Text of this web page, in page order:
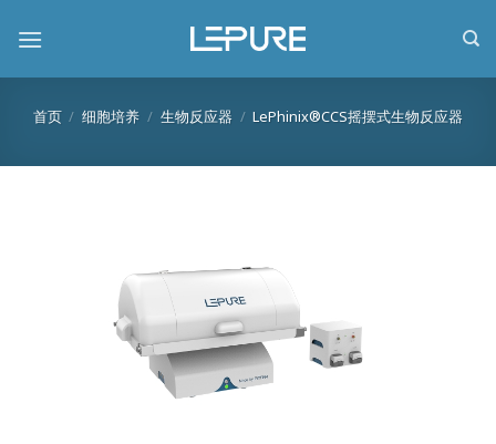
首页 / 细胞培养 / 生物反应器 / LePhinix®CCS摇摆式生物反应器